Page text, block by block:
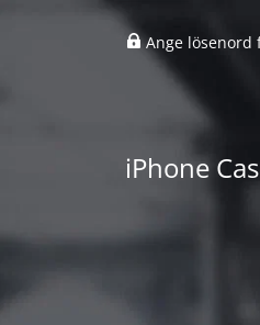
Ange lösenord
iPhone